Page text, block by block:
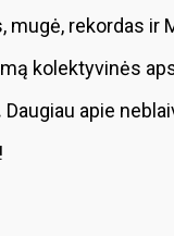
mugė, rekordas
kolektyvinės
Daugiau apie